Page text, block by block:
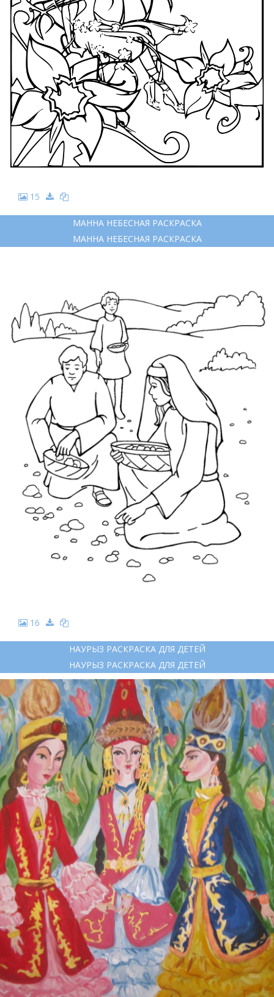
15
МАННА НЕБЕСНАЯ РАСКРАСКА
МАННА НЕБЕСНАЯ РАСКРАСКА
16
НАУРЫЗ РАСКРАСКА ДЛЯ ДЕТЕЙ
НАУРЫЗ РАСКРАСКА ДЛЯ ДЕТЕЙ